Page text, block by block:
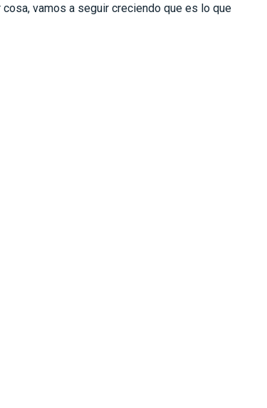
cosa, vamos a seguir creciendo que es lo que